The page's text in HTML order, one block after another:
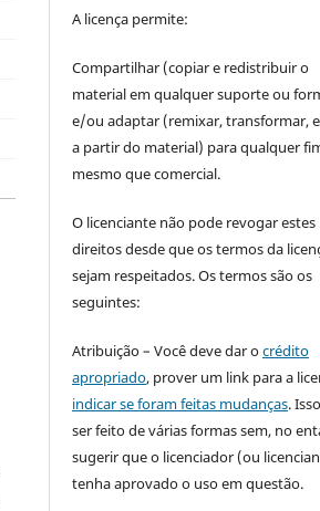
A licença permite:
Compartilhar (copiar e redistribuir o
material em qualquer suporte ou
e/ou adaptar (remixar, transformar,
a partir do material) para qualquer
mesmo que comercial.
O licenciante não pode revogar estes
direitos desde que os termos da
sejam respeitados. Os termos são os
seguintes:
Atribuição – Você deve dar ocrédito
apropriado, prover um link para a
indicar se foram feitas mudanças.
ser feito de várias formas sem, no
sugerir que o licenciador (ou
tenha aprovado o uso em questão.